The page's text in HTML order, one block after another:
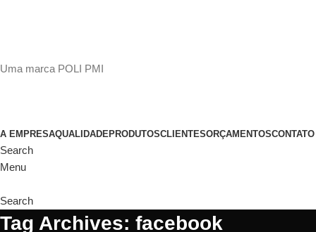
Uma marca POLI PMI
A EMPRESAQUALIDADEPRODUTOSCLIENTESORÇAMENTOSCONTATO
Search
Menu
Search
Tag Archives: facebook